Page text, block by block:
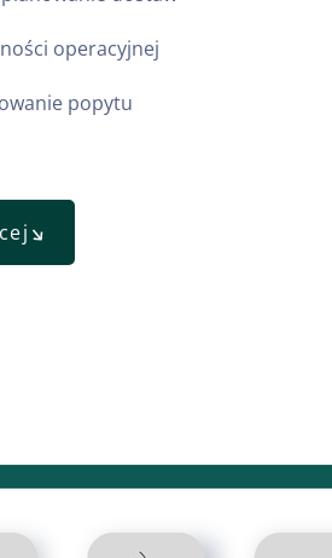
operacyjnej
popytu